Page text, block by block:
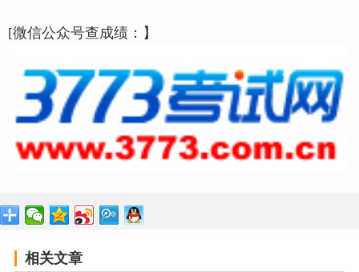
[微信公众号查成绩：】
相关文章